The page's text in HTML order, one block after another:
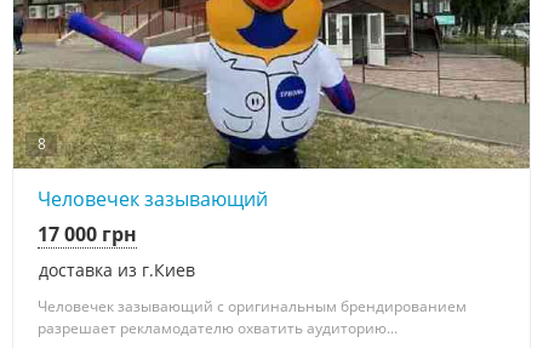
8
Человечек зазывающий
доставка из г.Киев
17 000 грн
Человечек зазывающий с оригинальным брендированием
разрешает рекламодателю охватить аудиторию...